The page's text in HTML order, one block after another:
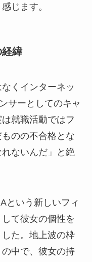
じます。
緯
くインターネッ
サーとしてのキャ
就職活動ではフ
のの不合格とな
ないんだ」と絶
という新しいフィ
て彼女の個性を
た。地上波の枠
中で、彼女の持